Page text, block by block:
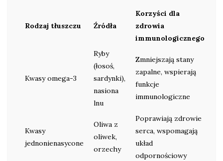
Rodzaj tłuszczu Źródła
Korzyści dla
zdrowia
immunologicznego
Kwasy omega-3
Ryby
(łosoś,
sardynki),
nasiona
lnu
Zmniejszają stany
zapalne, wspierają
funkcje
immunologiczne
Kwasy
jednonienasycone
Oliwa z
oliwek,
orzechy
Poprawiają zdrowie
serca, wspomagają
układ
odpornościowy